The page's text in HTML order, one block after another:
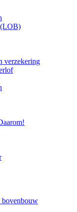
(LOB)
verzekering
bovenbouw